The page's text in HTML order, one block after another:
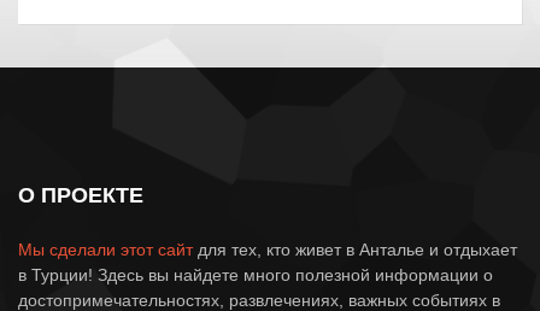
О ПРОЕКТЕ
Мы сделали этот сайтдля тех, кто живет в Анталье и отдыхает
в Турции! Здесь вы найдете много полезной информации о
достопримечательностях, развлечениях, важных событиях в